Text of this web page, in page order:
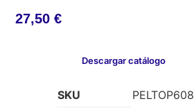
27,50€
Descargar catálogo
SKU
PELTOP608